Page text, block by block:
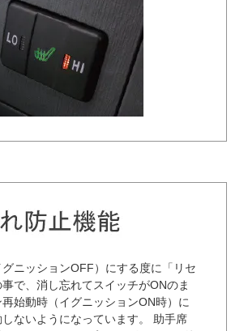
ニッションOFF）にする度に「リセ
で、消し忘れてスイッチがONのま
始動時（イグニッションON時）に
ないようになっています。 助手席